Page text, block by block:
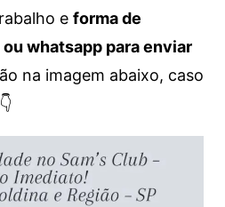
e forma de
whatsapp para enviar
na imagem abaixo, caso